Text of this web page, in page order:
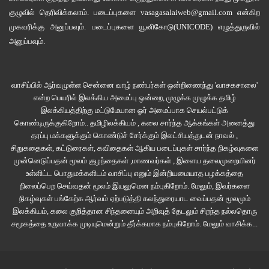
சிறகடித்து துடித்து , வீடெல்லாம் இரத்தம் சிந்த உயிரை விட்டது சேவல்.
மூவரும் திகைத்துப் போய் நின்றனர். சற்று நேரம் அமைதியாய் அமர்ந்தவர்கள்,
“ஏய் பிள்ளைகளா. இது நல்ல சகுனம் தான். பலிய தான் பாண்டி
ஏத்துக்கிட்டாருல்ல. சும்மா மூஞ்ச என்னத்துக்கு இப்படி வச்சுருக்கீங்க ? ஏய்
ஜெயா, அந்த வெளக்கமாத்த எடு புள்ள. கூட்டி கழுவிடலாம்.”
“அத்த. என்னமோ மனசுக்கு சுருக்குனு இருக்கு.”
“ஒன்னுமில்ல புள்ள. மனச போட்டுக் கொழப்பிக்காத”
இறந்த சேவலை வெளியே சென்று, ஆற்றில் வீசிவிட்டு வந்தான் பாலு.
குழுவில் தெரிவிக்கலாம். படைப்புகளை vasagasalaiweb@gmail.com என்கிற
முகவரிக்கு அனுப்பவும். படைப்புகளை யூனிகோடு(UNICODE)எழுத்துருவில்
அனுப்பவும்.
வாசிப்பில் ஆர்வமுள்ள சென்னை வாழ் நண்பர்கள் ஒன்றிணைந்து 'வாசகசாலை'
என்ற பெயரில் இலக்கிய அமைப்பு ஒன்றை, முழுக்க முழுக்க தமிழ்
இலக்கியத்திற்கு மட்டுமேயான ஓர் அமைப்பாக செயல்பட்டுக்
கொண்டிருக்குகிறோம்.. தமிழிலக்கியம் , கலை சார்ந்த ஆக்கங்கள் அனைத்து
தரப்பு மக்களுக்கும் கொண்டுச் சேர்க்கும் இலட்சியத்துடன் நாவல் ,
சிறுகதைகள், கட்டுரைகள், கவிதைகள் ஆகிய படைப்புகள் சார்ந்த நிகழ்வுகளை
முன்னெடுப்பதன் மூலம் குழந்தைகள் ,மாணவர்கள் , இளைய தலைமுறையினர்
உள்ளிட்ட பொதுமக்களிடம் வாசிப்பு எனும் இன்றியமையாத பழக்கத்தை
நிலைப்பெற செய்வதன் மூலம் இயலுமென நம்புகிறோம். மேலும், இவர்களை
நிகழ்வுகள் பங்கேற்க ஆர்வம் ஏற்படுத்தி கலந்துரையாட வைப்பதன் மூலமும்
இலக்கியம், கலை குறித்தான சிந்தனையும் அறிவுத் தேடலும் சிறந்த நல்லதொரு
சமூகத்தை உருவாக்க முடியுமென்றும் தீர்க்கமாக நம்புகிறோம். மேலும் வாசிக்க...